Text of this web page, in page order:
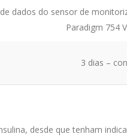
dados do sensor de
Paradigm 754
3 dias –
desde que tenham